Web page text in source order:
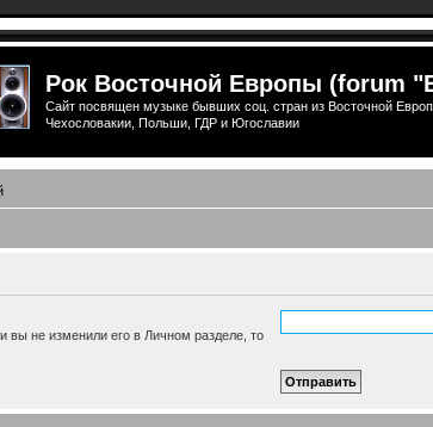
Рок Восточной Европы (forum
Сайт посвящен музыке бывших соц. стран из Восточной
Чехословакии, Польши, ГДР и Югославии
вы не изменили его в Личном разделе, то